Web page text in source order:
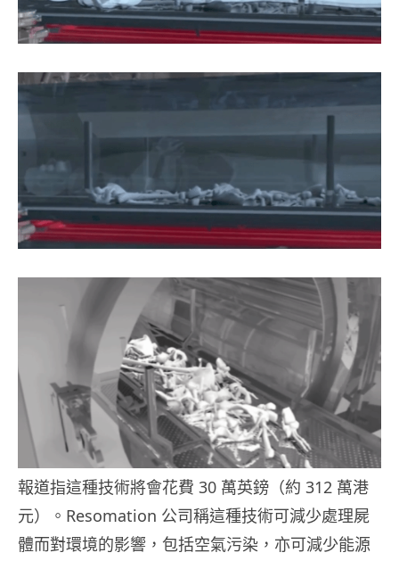
報道指這種技術將會花費 30 萬英鎊（約 312 萬港
元）。Resomation 公司稱這種技術可減少處理屍
體而對環境的影響，包括空氣污染，亦可減少能源